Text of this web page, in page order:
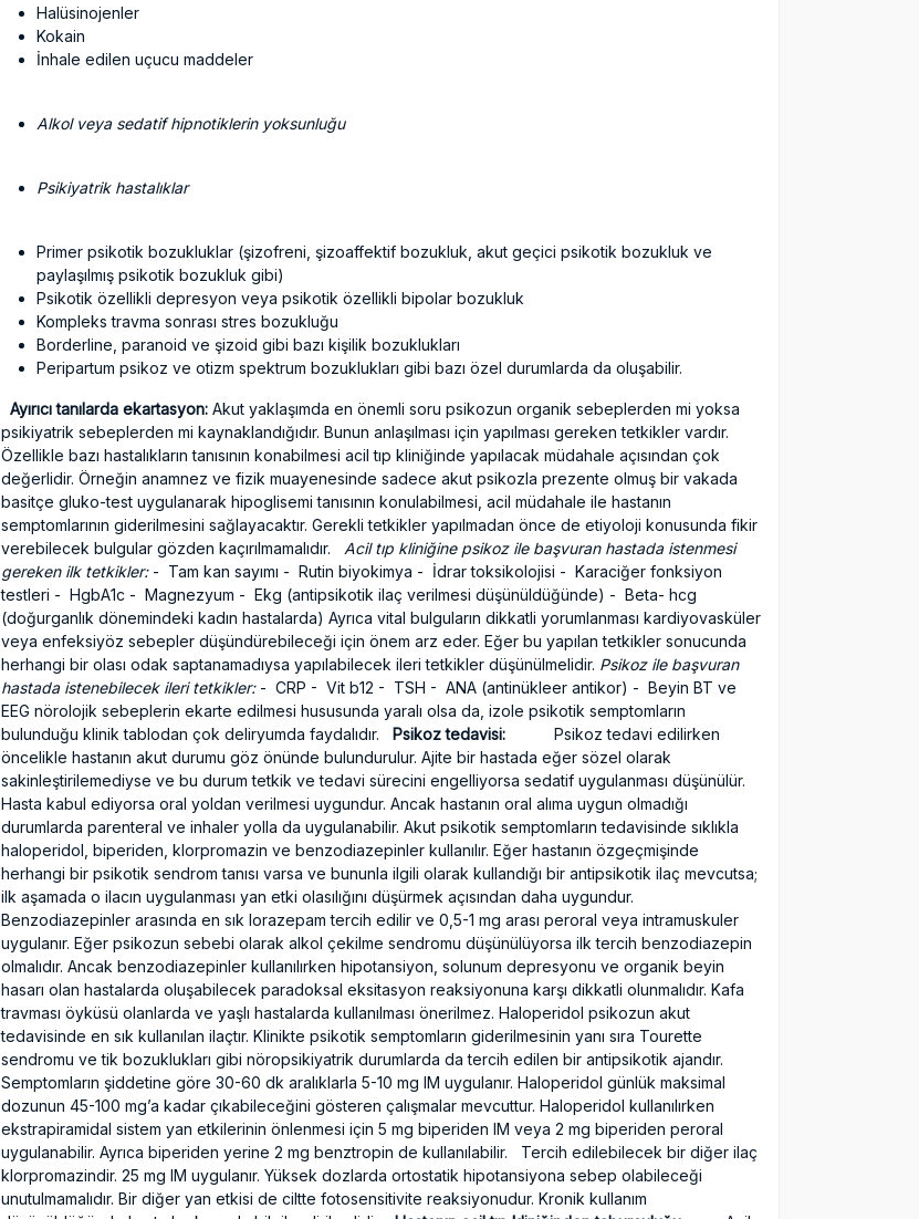
Halüsinojenler
Kokain
İnhale edilen uçucu maddeler
Alkol veya sedatif hipnotiklerin yoksunluğu
Psikiyatrik hastalıklar
Primer psikotik bozukluklar (şizofreni, şizoaffektif bozukluk, akut geçici psikotik bozukluk ve
paylaşılmış psikotik bozukluk gibi)
Psikotik özellikli depresyon veya psikotik özellikli bipolar bozukluk
Kompleks travma sonrası stres bozukluğu
Borderline, paranoid ve şizoid gibi bazı kişilik bozuklukları
Peripartum psikoz ve otizm spektrum bozuklukları gibi bazı özel durumlarda da oluşabilir.
Ayırıcı tanılarda ekartasyon: Akut yaklaşımda en önemli soru psikozun organik sebeplerden mi yoksa
psikiyatrik sebeplerden mi kaynaklandığıdır. Bunun anlaşılması için yapılması gereken tetkikler vardır.
Özellikle bazı hastalıkların tanısının konabilmesi acil tıp kliniğinde yapılacak müdahale açısından çok
değerlidir. Örneğin anamnez ve fizik muayenesinde sadece akut psikozla prezente olmuş bir vakada
basitçe gluko-test uygulanarak hipoglisemi tanısının konulabilmesi, acil müdahale ile hastanın
semptomlarının giderilmesini sağlayacaktır. Gerekli tetkikler yapılmadan önce de etiyoloji konusunda fikir
verebilecek bulgular gözden kaçırılmamalıdır.
Acil tıp kliniğine psikoz ile başvuran hastada istenmesi
gereken ilk tetkikler:- Tam kan sayımı - Rutin biyokimya - İdrar toksikolojisi - Karaciğer fonksiyon
testleri - HgbA1c - Magnezyum - Ekg (antipsikotik ilaç verilmesi düşünüldüğünde) - Beta- hcg
(doğurganlık dönemindeki kadın hastalarda) Ayrıca vital bulguların dikkatli yorumlanması kardiyovasküler
veya enfeksiyöz sebepler düşündürebileceği için önem arz eder. Eğer bu yapılan tetkikler sonucunda
herhangi bir olası odak saptanamadıysa yapılabilecek ileri tetkikler düşünülmelidir. Psikoz ile başvuran
hastada istenebilecek ileri tetkikler:- CRP - Vit b12 - TSH - ANA (antinükleer antikor) - Beyin BT ve
EEG nörolojik sebeplerin ekarte edilmesi hususunda yaralı olsa da, izole psikotik semptomların
bulunduğu klinik tablodan çok deliryumda faydalıdır. Psikoz tedavisi:
Psikoz tedavi edilirken
öncelikle hastanın akut durumu göz önünde bulundurulur. Ajite bir hastada eğer sözel olarak
sakinleştirilemediyse ve bu durum tetkik ve tedavi sürecini engelliyorsa sedatif uygulanması düşünülür.
Hasta kabul ediyorsa oral yoldan verilmesi uygundur. Ancak hastanın oral alıma uygun olmadığı
durumlarda parenteral ve inhaler yolla da uygulanabilir. Akut psikotik semptomların tedavisinde sıklıkla
haloperidol, biperiden, klorpromazin ve benzodiazepinler kullanılır. Eğer hastanın özgeçmişinde
herhangi bir psikotik sendrom tanısı varsa ve bununla ilgili olarak kullandığı bir antipsikotik ilaç mevcutsa;
ilk aşamada o ilacın uygulanması yan etki olasılığını düşürmek açısından daha uygundur.
Benzodiazepinler arasında en sık lorazepam tercih edilir ve 0,5-1 mg arası peroral veya intramuskuler
uygulanır. Eğer psikozun sebebi olarak alkol çekilme sendromu düşünülüyorsa ilk tercih benzodiazepin
olmalıdır. Ancak benzodiazepinler kullanılırken hipotansiyon, solunum depresyonu ve organik beyin
hasarı olan hastalarda oluşabilecek paradoksal eksitasyon reaksiyonuna karşı dikkatli olunmalıdır. Kafa
travması öyküsü olanlarda ve yaşlı hastalarda kullanılması önerilmez. Haloperidol psikozun akut
tedavisinde en sık kullanılan ilaçtır. Klinikte psikotik semptomların giderilmesinin yanı sıra Tourette
sendromu ve tik bozuklukları gibi nöropsikiyatrik durumlarda da tercih edilen bir antipsikotik ajandır.
Semptomların şiddetine göre 30-60 dk aralıklarla 5-10 mg IM uygulanır. Haloperidol günlük maksimal
dozunun 45-100 mg’a kadar çıkabileceğini gösteren çalışmalar mevcuttur. Haloperidol kullanılırken
ekstrapiramidal sistem yan etkilerinin önlenmesi için 5 mg biperiden IM veya 2 mg biperiden peroral
uygulanabilir. Ayrıca biperiden yerine 2 mg benztropin de kullanılabilir. Tercih edilebilecek bir diğer ilaç
klorpromazindir. 25 mg IM uygulanır. Yüksek dozlarda ortostatik hipotansiyona sebep olabileceği
unutulmamalıdır. Bir diğer yan etkisi de ciltte fotosensitivite reaksiyonudur. Kronik kullanım